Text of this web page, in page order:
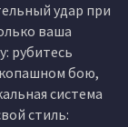
удар при
ваша
рубитесь
бою,
система
стиль: